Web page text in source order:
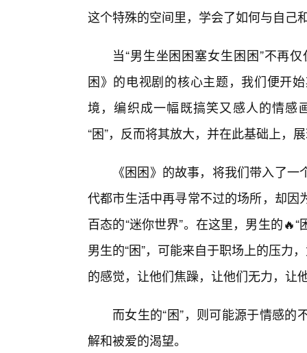
这个特殊的空间里，学会了如何与自己
当“男生坐困困塞女生困困”不再
困》的电视剧的核心主题，我们便开
境，编织成一幅既搞笑又感人的情感
“困”，反而将其放大，并在此基础上，
《困困》的故事，将我们带入了
代都市生活中再寻常不过的场所，却
百态的“迷你世界”。在这里，男生的
男生的“困”，可能来自于职场上的压力
的感觉，让他们焦躁，让他们无力，让
而女生的“困”，则可能源于情感
解和被爱的渴望。